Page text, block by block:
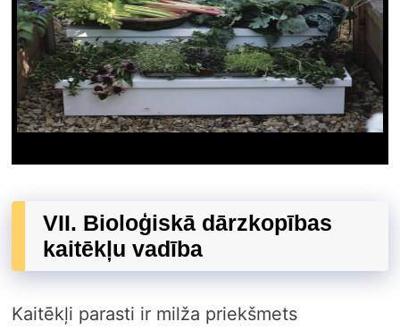
VII. Bioloģiskā dārzkopības
kaitēkļu vadība
Kaitēkļi parasti ir milža priekšmets